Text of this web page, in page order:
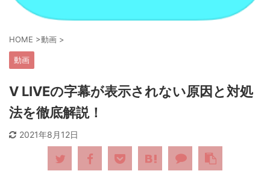
HOME >動画 >
動画
V LIVEの字幕が表示されない原因と対処
法を徹底解説！
2021年8月12日